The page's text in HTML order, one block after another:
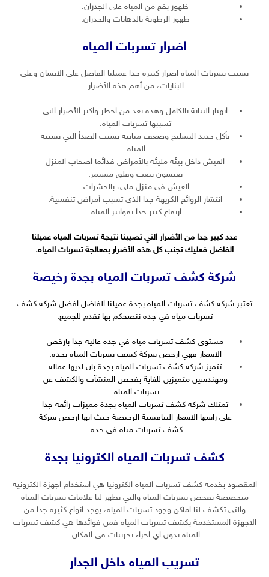
ظهور بقع من المياه على الجدران.
ظهور الرطوبة بالدهانات والجدران.
اضرار تسربات المياه
تسبب تسربات المياه اضرار كثيرة جدا عميلنا الفاضل على الانسان وعلى
البنايات، من أهم هذه الأضرار.
انهيار البناية بالكامل وهذه تعد من اخطر واكبر الأضرار التي
تسببها تسربات المياه.
تأكل حديد التسليح وضعف متانته بسبب الصدأ التي تسببه
المياه.
العيش داخل بيئة مليئة بالأمراض فدائما اصحاب المنزل
يعيشون بتعب وقلق مستمر.
العيش في منزل مليء بالحشرات.
انتشار الروائح الكريهة جدا الذي تسبب أمراض تنفسية.
ارتفاع كبير جدا بفواتير المياه.
عدد كبير جدا من الأضرار التي تصيبنا نتيجة تسربات المياه عميلنا
الفاضل فعليك تجنب كل هذه الأضرار بمعالجة تسربات المياه.
شركة كشف تسربات المياه بجدة رخيصة
تعتبر شركة كشف تسربات المياه بجدة عميلنا الفاضل افضل شركة كشف
تسربات مياه في جده ننصحكم بها تقدم للجميع.
مستوى كشف تسربات مياه في جده عالية جدا بارخص
الاسعار فهي ارخص شركة كشف تسربات المياه بجدة.
تتميز شركة كشف تسربات المياه بجدة بان لديها عماله
ومهندسين متميزين للغاية بفحص المنشآت والكشف عن
تسربات المياه.
تمتلك شركة كشف تسربات المياه بجدة مميزات رائعة جدا
على راسها الاسعار التنافسية الرخيصة حيث انها ارخص شركة
كشف تسربات مياه في جده.
كشف تسربات المياه الكترونيا بجدة
المقصود بخدمة كشف تسربات المياه الكترونيا هي استخدام اجهزة الكترونية
متخصصة بفحص تسربات المياه والتي تظهر لنا علامات تسربات المياه
والتي تكشف لنا اماكن وجود تسربات المياه، يوجد انواع كثيره جدا من
الاجهزة المستخدمة بكشف تسربات المياه فمن فوائدها هي كشف تسربات
المياه بدون اي اجراء تخريبات في المكان.
تسريب المياه داخل الجدار